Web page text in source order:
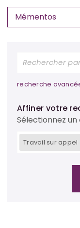
Mémentos
recherche
Affiner votre
Sélectionnez un
Travail sur appel